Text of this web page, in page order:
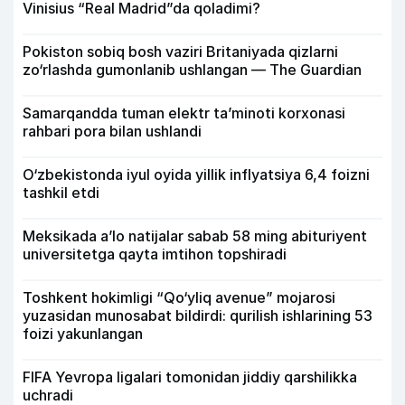
Vinisius “Real Madrid”da qoladimi?
Pokiston sobiq bosh vaziri Britaniyada qizlarni
zo‘rlashda gumonlanib ushlangan — The Guardian
Samarqandda tuman elektr ta’minoti korxonasi
rahbari pora bilan ushlandi
O‘zbekistonda iyul oyida yillik inflyatsiya 6,4 foizni
tashkil etdi
Meksikada a’lo natijalar sabab 58 ming abituriyent
universitetga qayta imtihon topshiradi
Toshkent hokimligi “Qo‘yliq avenue” mojarosi
yuzasidan munosabat bildirdi: qurilish ishlarining 53
foizi yakunlangan
FIFA Yevropa ligalari tomonidan jiddiy qarshilikka
uchradi